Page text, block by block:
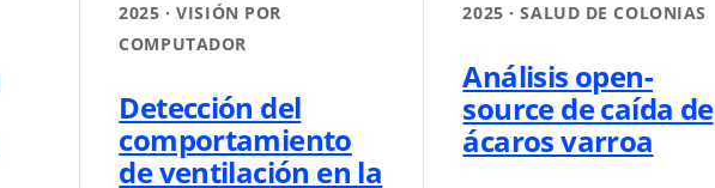
2025 · VISIÓN POR
COMPUTADOR
Detección del
comportamiento
de ventilación en la
2025 · SALUD DE COLONIAS
Análisis open-
source de caída de
ácaros varroa